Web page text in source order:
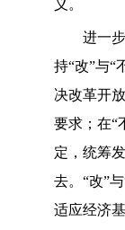
义。
进一步全
持“改”与“
决改革开
要求；在“
定，统筹
去。“改”
适应经济